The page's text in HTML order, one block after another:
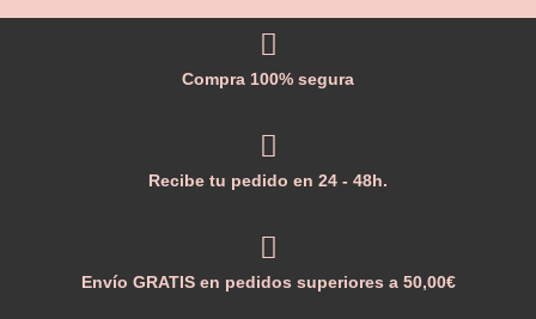
Compra 100% segura
Recibe tu pedido en 24 - 48h.
Envío GRATIS en pedidos superiores a 50,00€